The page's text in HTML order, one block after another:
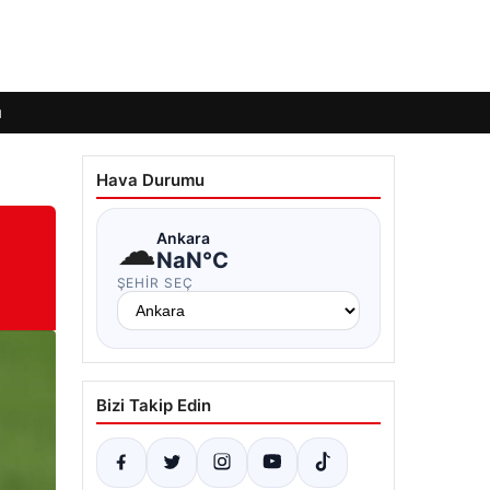
Hava Durumu
☁Ankara
NaN°C
ŞEHIR SEÇ
Bizi Takip Edin